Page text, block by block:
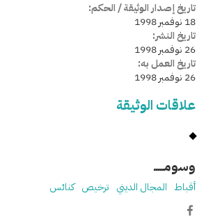
تاريخ إصدار الوثيقة / الحكم:
18 نوفمبر 1998
تاريخ النشر:
26 نوفمبر 1998
تاريخ العمل به:
26 نوفمبر 1998
علاقات الوثيقة
وسومـــــ
أقباط المجال الديني ترخيص كنائس